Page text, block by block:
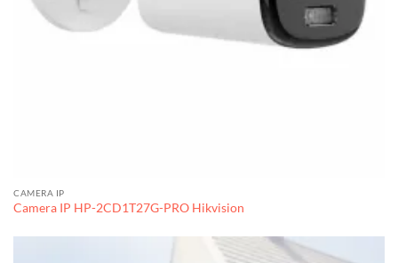
CAMERA IP
Camera IP HP-2CD1T27G-PRO Hikvision